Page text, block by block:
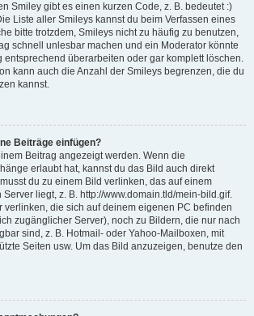
Smiley gibt es einen kurzen Code, z. B. bedeutet :)
Liste aller Smileys kannst du beim Verfassen eines
bitte trotzdem, Smileys nicht zu häufig zu benutzen,
schnell unlesbar machen und ein Moderator könnte
entsprechend überarbeiten oder gar komplett löschen.
kann auch die Anzahl der Smileys begrenzen, die du
kannst.
Beiträge einfügen?
Beitrag angezeigt werden. Wenn die
erlaubt hat, kannst du das Bild auch direkt
du zu einem Bild verlinken, das auf einem
liegt, z. B. http://www.domain.tld/mein-bild.gif.
verlinken, die sich auf deinem eigenen PC befinden
zugänglicher Server), noch zu Bildern, die nur nach
sind, z. B. Hotmail- oder Yahoo-Mailboxen, mit
Seiten usw. Um das Bild anzuzeigen, benutze den